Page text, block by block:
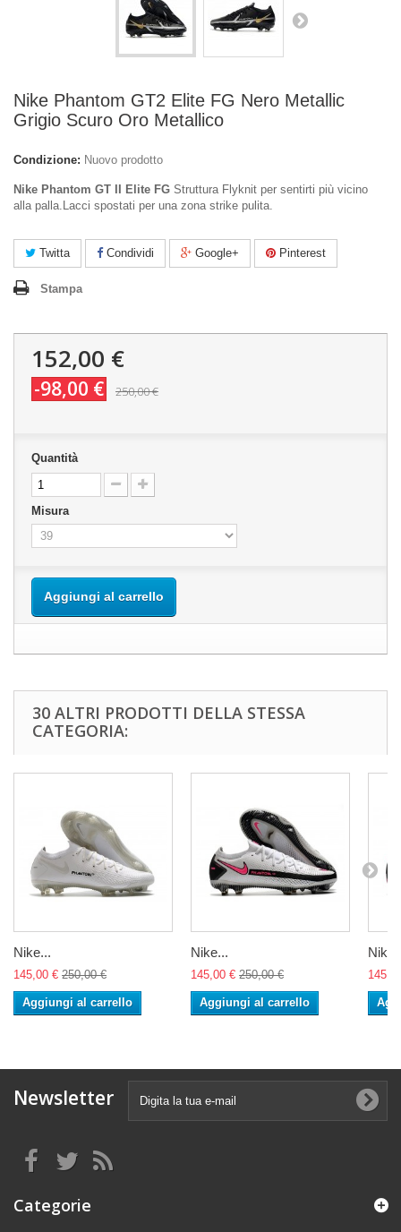
Nike Phantom GT2 Elite FG Nero Metallic
Grigio Scuro Oro Metallico
Condizione: Nuovo prodotto
Nike Phantom GT II Elite FG Struttura Flyknit per sentirti più vicino
alla palla.Lacci spostati per una zona strike pulita.
Twitta Condividi Google+ Pinterest
Stampa
152,00 €
-98,00 € 250,00 €
Quantità
Misura
Aggiungi al carrello
30 ALTRI PRODOTTI DELLA STESSA
CATEGORIA:
Nike...
145,00 € 250,00 €
Aggiungi al carrello
Nike...
145,00 € 250,00 €
Aggiungi al carrello
Newsletter
Categorie